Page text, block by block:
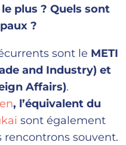
plus ? Quels sont
?
sont le METI
and Industry) et
Affairs).
, l’équivalent du
sont également
rencontrons souvent.